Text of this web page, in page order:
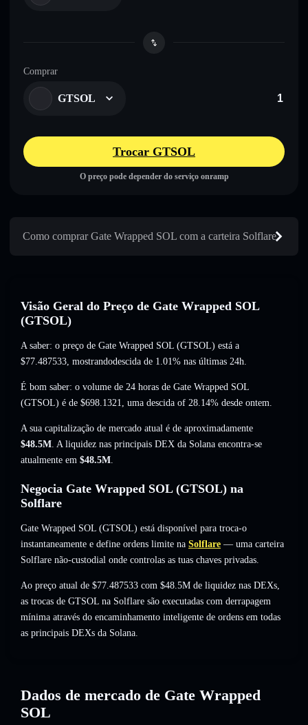
Comprar
GTSOL
Trocar GTSOL
O preço pode depender do serviço onramp
Como comprar Gate Wrapped SOL com a carteira Solflare
Visão Geral do Preço de Gate Wrapped SOL
(GTSOL)
A saber: o preço de Gate Wrapped SOL (GTSOL) está a
$77.487533, mostrandodescida de 1.01% nas últimas 24h.
É bom saber: o volume de 24 horas de Gate Wrapped SOL
(GTSOL) é de $698.1321, uma descida of 28.14% desde ontem.
A sua capitalização de mercado atual é de aproximadamente
$48.5M. A liquidez nas principais DEX da Solana encontra-se
atualmente em $48.5M.
Negocia Gate Wrapped SOL (GTSOL) na
Solflare
Gate Wrapped SOL (GTSOL) está disponível para troca-o
instantaneamente e define ordens limite na Solflare — uma carteira
Solflare não-custodial onde controlas as tuas chaves privadas.
Ao preço atual de $77.487533 com $48.5M de liquidez nas DEXs,
as trocas de GTSOL na Solflare são executadas com derrapagem
mínima através do encaminhamento inteligente de ordens em todas
as principais DEXs da Solana.
Dados de mercado de Gate Wrapped
SOL